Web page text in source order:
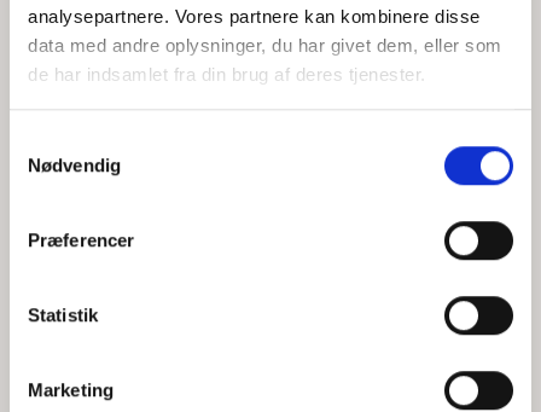
analysepartnere. Vores partnere kan kombinere disse
data med andre oplysninger, du har givet dem, eller som
de har indsamlet fra din brug af deres tjenester.
Nødvendig
Præferencer
Statistik
Marketing
Jeg accepterer behandlingen af mine personoplysninger i
henhold tilprivatlivspolitikken
Hvem er CEPOS